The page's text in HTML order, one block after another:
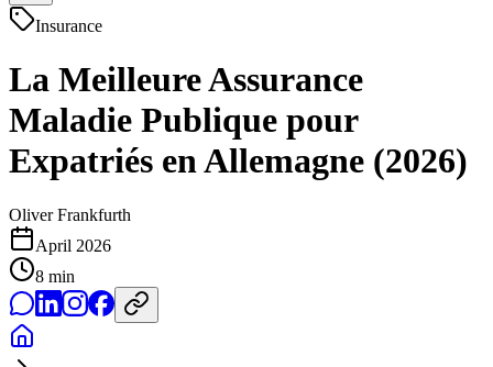
Insurance
La Meilleure Assurance
Maladie Publique pour
Expatriés en Allemagne (2026)
Oliver Frankfurth
April 2026
8 min